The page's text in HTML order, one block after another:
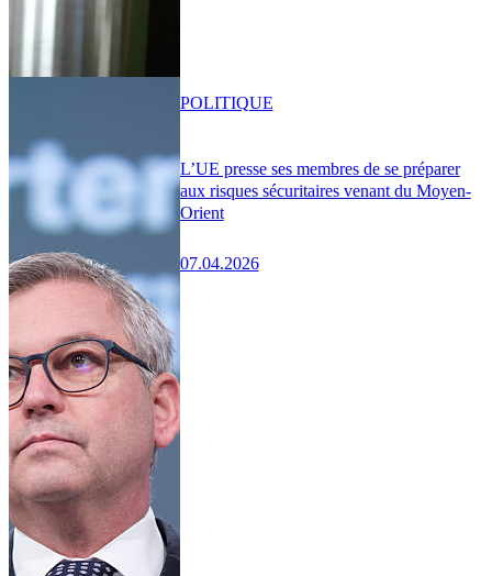
L’UE presse ses membres de se préparer
aux risques sécuritaires venant du Moyen-
Orient
07.04.2026
POLITIQUE